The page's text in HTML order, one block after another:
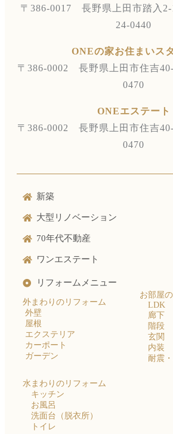
〒386-0017 長野県上田市踏入2-
24-0440
ONEの家お住まいス
〒386-0002 長野県上田市住吉
0470
ONEエステート
〒386-0002 長野県上田市住吉
0470
新築
大型リノベーション
70年代不動産
ワンエステート
リフォームメニュー
外まわりのリフォーム
外壁
屋根
エクステリア
カーポート
ガーデン
水まわりのリフォーム
キッチン
お風呂
洗面台（脱衣所）
トイレ
お部屋
LDK
廊下
階段
玄関
内装
耐震